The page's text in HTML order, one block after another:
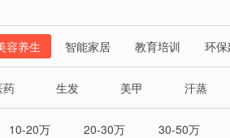
容养生 智能家居 教育培训 环
药 生发 美甲 汗蒸
10-20万 20-30万 30-50万